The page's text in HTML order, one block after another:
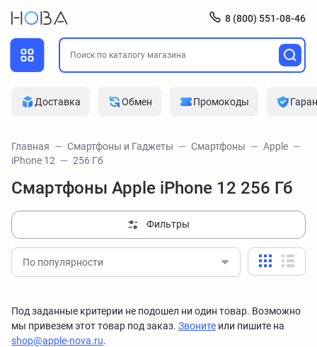
8 (800) 551-08-46
Доставка Обмен Промокоды
Главная Смартфоны и Гаджеты Смартфоны
Apple
iPhone 12
256 Гб
Смартфоны Apple iPhone 12 256 Гб
Фильтры
По популярности
Под заданные критерии не подошел ни один товар. Возможно
мы привезем этот товар под заказ. Звоните или пишите на
shop@apple-nova.ru.